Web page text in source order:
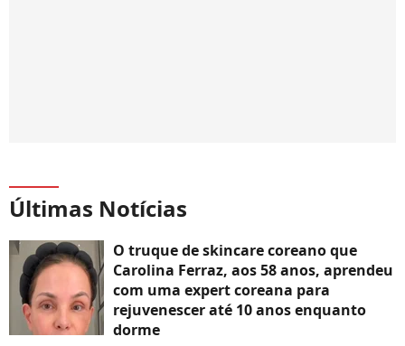
Últimas Notícias
O truque de skincare coreano que
Carolina Ferraz, aos 58 anos, aprendeu
com uma expert coreana para
rejuvenescer até 10 anos enquanto
dorme